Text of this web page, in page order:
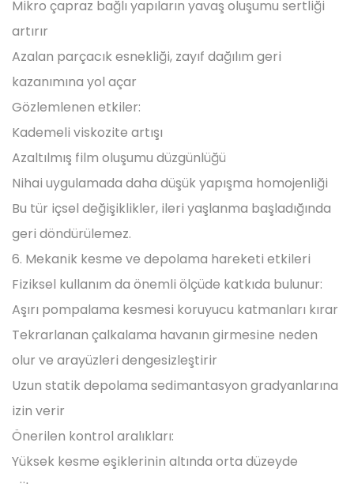
Mikro çapraz bağlı yapıların yavaş oluşumu sertliği
artırır
Azalan parçacık esnekliği, zayıf dağılım geri
kazanımına yol açar
Gözlemlenen etkiler:
Kademeli viskozite artışı
Azaltılmış film oluşumu düzgünlüğü
Nihai uygulamada daha düşük yapışma homojenliği
Bu tür içsel değişiklikler, ileri yaşlanma başladığında
geri döndürülemez.
6. Mekanik kesme ve depolama hareketi etkileri
Fiziksel kullanım da önemli ölçüde katkıda bulunur:
Aşırı pompalama kesmesi koruyucu katmanları kırar
Tekrarlanan çalkalama havanın girmesine neden
olur ve arayüzleri dengesizleştirir
Uzun statik depolama sedimantasyon gradyanlarına
izin verir
Önerilen kontrol aralıkları:
Yüksek kesme eşiklerinin altında orta düzeyde